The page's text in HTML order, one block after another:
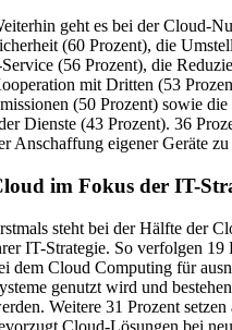
geht es bei der Cloud-
(60 Prozent), die
Service (56 Prozent), die
mit Dritten (53
(50 Prozent) sowie
Dienste (43 Prozent). 36
Anschaffung eigener Geräte
im Fokus der IT-
steht bei der Hälfte der
IT-Strategie. So verfolgen
dem Cloud Computing für
genutzt wird und
Weitere 31 Prozent
Cloud-Lösungen bei